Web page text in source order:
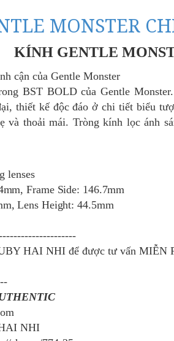
MONSTER
KÍNH GENTLE
cận của Gentle Monster
BST BOLD củaGentle
thiết kế độc đáo ở chi tiết biểu
và thoải mái. Tròng kính lọc ánh
lenses
Frame Side: 146.7mm
Lens Height: 44.5mm
HAI NHI để được tư vấn MIỄN
NHI